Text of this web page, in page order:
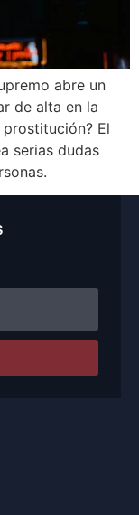
abre un
de alta en la
El
serias dudas